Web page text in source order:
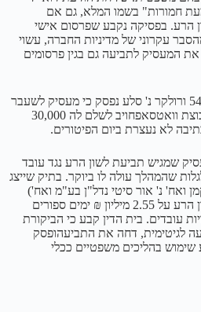
חמורות" בשמו המלא, גם אם
הרע. בפסיקה נקבע שפרסום אישי
עקרוני של מדיניות החברה, עשוי
המעסיק לתביעה גם בגין פרסומים
באופן דומה, בת"א 54840-10-23 ורולקר נ' סלע נפסק כי מעסיק לשעבר
שפרסם על עובדת לשעבר בקבוצת וואטסאפחויב לשלם לה 30,000
לא נעצרת ביום הפיטורים.
שמגיש תביעת לשון הרע נגד עובד
שהמהלך עולה לו ביוקר. בתיק שייצג
(ס"ע 5060-02-11טבקמן ואח' נ' אור סיטי נדל"ן בע"מ ואח')
הגישה חברת נדל"ן תביעת לשון הרע על 2.55 מיליון ₪ ימים ספורים
עובדים. בית הדין קבע כי הביקורת
לגיטימית, דחה את התביעהופסק
שימוש בהליכים משפטיים ככלי